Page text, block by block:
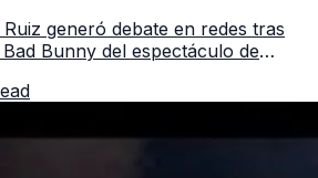
Ruiz generó debate en redes tras
Bunny del espectáculo de